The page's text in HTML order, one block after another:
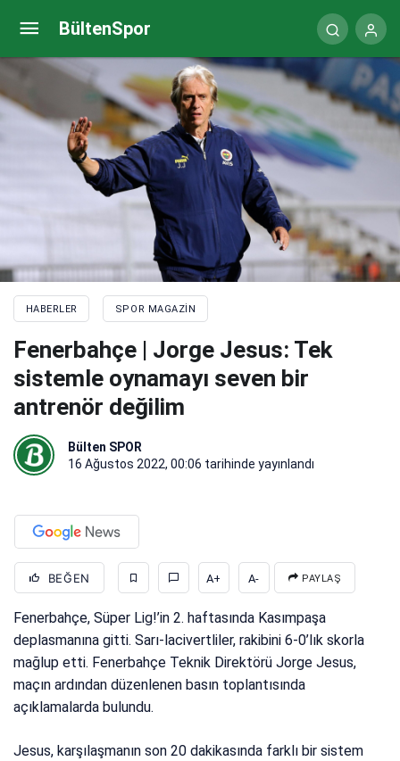
BültenSpor
HABERLER SPOR MAGAZIN
Fenerbahçe | Jorge Jesus: Tek
sistemle oynamayı seven bir
antrenör değilim
Bülten SPOR
16 Ağustos 2022, 00:06 tarihinde yayınlandı
BEĞEN A+ A- PAYLAŞ
Fenerbahçe, Süper Lig!’in 2. haftasında Kasımpaşa
deplasmanına gitti. Sarı-lacivertliler, rakibini 6-0’lık skorla
mağlup etti. Fenerbahçe Teknik Direktörü Jorge Jesus,
maçın ardından düzenlenen basın toplantısında
açıklamalarda bulundu.
Jesus, karşılaşmanın son 20 dakikasında farklı bir sistem
Fenerbahçeli Arda Güler’e övgüler yağdırdı: Dünya
yıldızlarıyla oynadım ama…